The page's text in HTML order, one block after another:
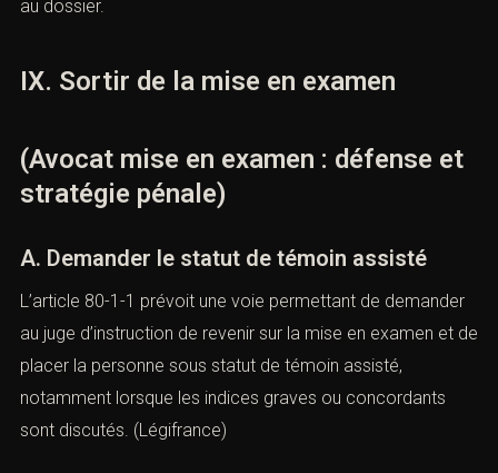
Une irrégularité non soulevée à temps peut devenir
IX. Sortir de la mise en examen
(Avocat mise en examen : défense
et stratégie pénale)
A. Demander le statut de témoin assisté
L’article 80-1-1 prévoit une voie permettant de